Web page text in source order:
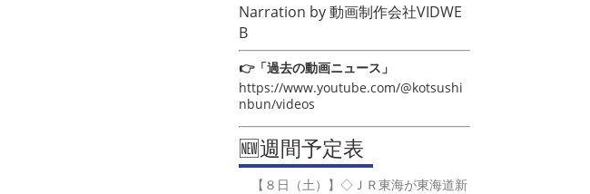
Narration by動画制作会社VIDWE
B
👉「過去の動画ニュース」
https://www.youtube.com/@kotsushi
nbun/videos
🆕週間予定表
【８日（土）】◇ＪＲ東海が東海道新